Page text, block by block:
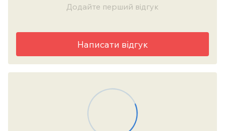
Додайте перший відгук
Написати відгук